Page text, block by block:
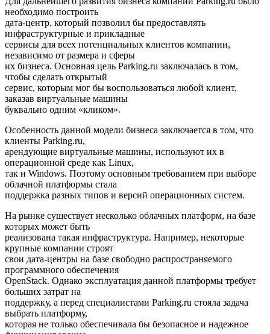
необходимо построить
дата-центр, который позволил бы предоставлять
инфраструктурные и прикладные
сервисы для всех потенциальных клиентов компании,
независимо от размера и сферы
их бизнеса. Основная цель Parking.ru заключалась в том,
чтобы сделать открытый
сервис, которым мог бы воспользоваться любой клиент,
заказав виртуальные машины
буквально одним «кликом».
Особенность данной модели бизнеса заключается в том, что
клиенты Parking.ru,
арендующие виртуальные машины, используют их в
операционной среде как Linux,
так и Windows. Поэтому основным требованием при выборе
облачной платформы стала
поддержка разных типов и версий операционных систем.
На рынке существует несколько облачных платформ, на базе
которых может быть
реализована такая инфраструктура. Например, некоторые
крупные компании строят
свои дата-центры на базе свободно распространяемого
программного обеспечения
OpenStack. Однако эксплуатация данной платформы требует
больших затрат на
поддержку, а перед специалистами Parking.ru стояла задача
выбрать платформу,
которая не только обеспечивала бы безопасное и надежное